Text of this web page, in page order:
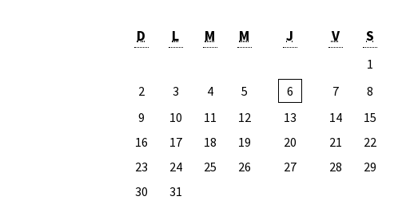
D L M M J V S
1
2
3 4 5 6 7
8
9
10 11 12 13 14
15
16
17 18 19 20 21
22
23
24 25 26 27 28
29
30
31